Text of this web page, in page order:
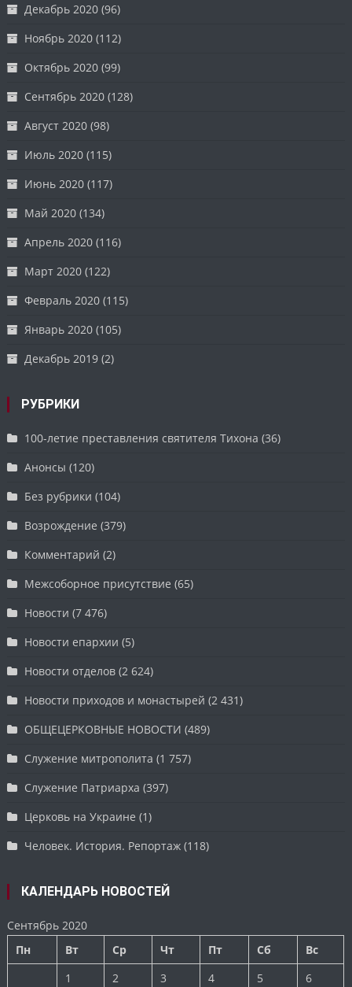
Декабрь 2020 (96)
Ноябрь 2020 (112)
Октябрь 2020 (99)
Сентябрь 2020 (128)
Август 2020 (98)
Июль 2020 (115)
Июнь 2020 (117)
Май 2020 (134)
Апрель 2020 (116)
Март 2020 (122)
Февраль 2020 (115)
Январь 2020 (105)
Декабрь 2019 (2)
РУБРИКИ
100-летие преставления святителя Тихона (36)
Анонсы (120)
Без рубрики (104)
Возрождение (379)
Комментарий (2)
Межсоборное присутствие (65)
Новости (7 476)
Новости епархии (5)
Новости отделов (2 624)
Новости приходов и монастырей (2 431)
ОБЩЕЦЕРКОВНЫЕ НОВОСТИ (489)
Служение митрополита (1 757)
Служение Патриарха (397)
Церковь на Украине (1)
Человек. История. Репортаж (118)
КАЛЕНДАРЬ НОВОСТЕЙ
Сентябрь 2020
Пн
Вт Ср Чт Пт Сб
Вс
1
2 3 4 5 6